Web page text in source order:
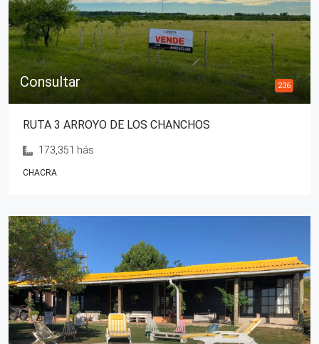
Consultar 236
RUTA 3 ARROYO DE LOS CHANCHOS
173,351 hás
CHACRA